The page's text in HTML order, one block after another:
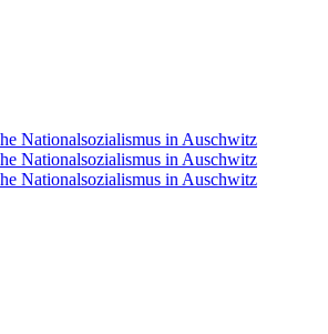
Nationalsozialismus in Auschwitz
Nationalsozialismus in Auschwitz
Nationalsozialismus in Auschwitz